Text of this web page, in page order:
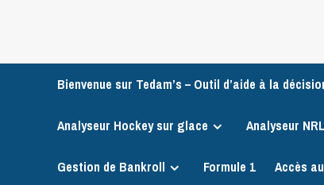
Bienvenue sur Tedam’s – Outil d’aide à la
Analyseur Hockey sur glace Analyseur
Gestion de Bankroll Formule 1 Accès